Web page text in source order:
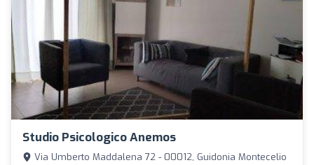
Studio Psicologico Anemos
Via Umberto Maddalena 72 - 00012, Guidonia Montecelio